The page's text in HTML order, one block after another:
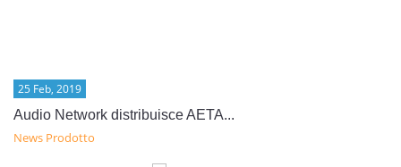
25 Feb, 2019
Audio Network distribuisce AETA...
News Prodotto